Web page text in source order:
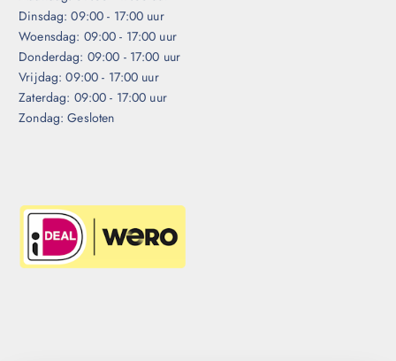
Dinsdag: 09:00 - 17:00 uur
Woensdag: 09:00 - 17:00 uur
Donderdag: 09:00 - 17:00 uur
Vrijdag: 09:00 - 17:00 uur
Zaterdag: 09:00 - 17:00 uur
Zondag: Gesloten